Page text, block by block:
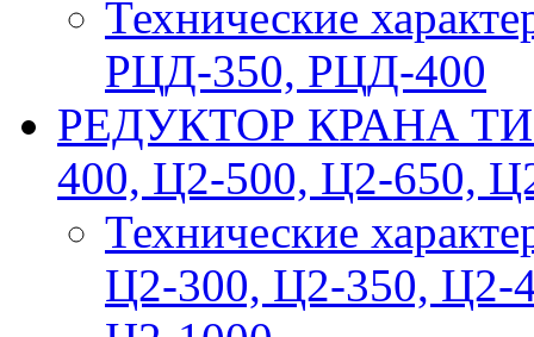
Технические
РЦД-350, РЦД-400
РЕДУКТОР КРАНА
400, Ц2-500, Ц2-650,
Технические
Ц2-300, Ц2-350, Ц2-